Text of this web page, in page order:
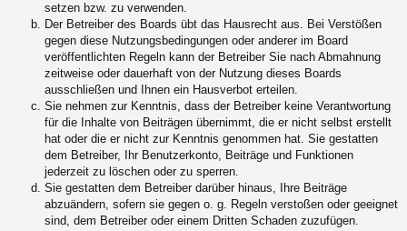
setzen bzw. zu verwenden.
Der Betreiber des Boards übt das Hausrecht aus. Bei Verstößen
gegen diese Nutzungsbedingungen oder anderer im Board
veröffentlichten Regeln kann der Betreiber Sie nach Abmahnung
zeitweise oder dauerhaft von der Nutzung dieses Boards
ausschließen und Ihnen ein Hausverbot erteilen.
Sie nehmen zur Kenntnis, dass der Betreiber keine Verantwortung
für die Inhalte von Beiträgen übernimmt, die er nicht selbst erstellt
hat oder die er nicht zur Kenntnis genommen hat. Sie gestatten
dem Betreiber, Ihr Benutzerkonto, Beiträge und Funktionen
jederzeit zu löschen oder zu sperren.
Sie gestatten dem Betreiber darüber hinaus, Ihre Beiträge
abzuändern, sofern sie gegen o. g. Regeln verstoßen oder geeignet
sind, dem Betreiber oder einem Dritten Schaden zuzufügen.